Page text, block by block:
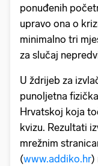
ponuđenih
upravo ona o
minimalno tri
za slučaj
U ždrijeb za
punoljetna
Hrvatskoj koja
kvizu. Rezultati
mrežnim
(www.addiko.hr)